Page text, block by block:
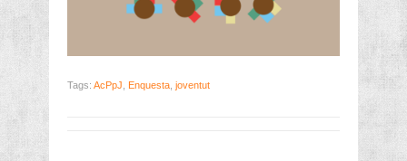
Tags: AcPpJ Enquesta joventut